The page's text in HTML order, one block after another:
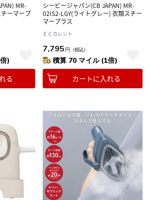
MR-
ーマープ
)
る
シービージャパン(CB JAPAN) MR-
02IS2-LGY(ライトグレー) 衣類スチー
マープラス
ＥＣカレント
7,795 円 （税込）
積算 70 マイル (1倍)
カートに入れる